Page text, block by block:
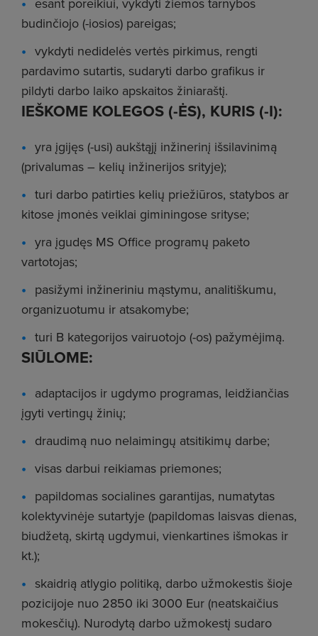
budinčiojo (-iosios) pareigas;
vykdyti nedidelės vertės pirkimus, rengti
pardavimo sutartis, sudaryti darbo grafikus ir
pildyti darbo laiko apskaitos žiniaraštį.
IEŠKOME KOLEGOS (-ĖS), KURIS (-I):
yra įgijęs (-usi) aukštąjį inžinerinį išsilavinimą
(privalumas – kelių inžinerijos srityje);
turi darbo patirties kelių priežiūros, statybos ar
kitose įmonės veiklai giminingose srityse;
yra įgudęs MS Office programų paketo
vartotojas;
pasižymi inžineriniu mąstymu, analitiškumu,
organizuotumu ir atsakomybe;
turi B kategorijos vairuotojo (-os) pažymėjimą.
SIŪLOME:
adaptacijos ir ugdymo programas, leidžiančias
įgyti vertingų žinių;
draudimą nuo nelaimingų atsitikimų darbe;
visas darbui reikiamas priemones;
papildomas socialines garantijas, numatytas
kolektyvinėje sutartyje (papildomas laisvas dienas,
biudžetą, skirtą ugdymui, vienkartines išmokas ir
kt.);
skaidrią atlygio politiką, darbo užmokestis šioje
pozicijoje nuo 2850 iki 3000 Eur (neatskaičius
mokesčių). Nurodytą darbo užmokestį sudaro